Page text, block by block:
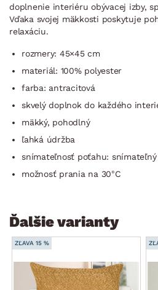
doplnenie interiéru obývacej izby,
Vďaka svojej mäkkosti poskytuje
relaxáciu.
rozmery: 45×45 cm
materiál: 100% polyester
farba: antracitová
skvelý doplnok do každého
mäkký, pohodlný
ľahká údržba
snímateľnosť poťahu:
možnosť prania na 30°C
Ďalšie varianty
ZĽAVA 15 %